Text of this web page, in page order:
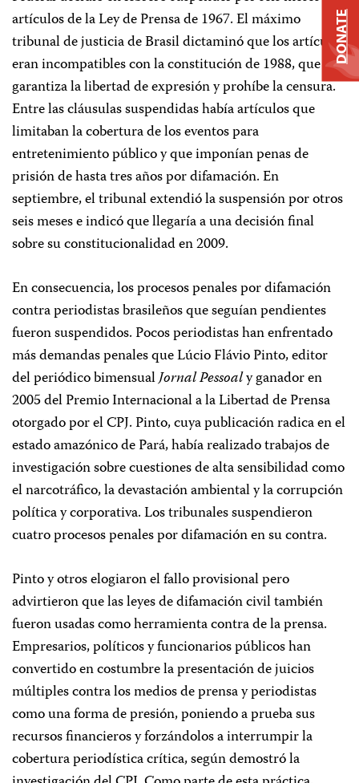
artículos de la Ley de Prensa de 1967. El máximo
tribunal de justicia de Brasil dictaminó que los artículos
eran incompatibles con la constitución de 1988, que
garantiza la libertad de expresión y prohíbe la censura.
Entre las cláusulas suspendidas había artículos que
limitaban la cobertura de los eventos para
entretenimiento público y que imponían penas de
prisión de hasta tres años por difamación. En
septiembre, el tribunal extendió la suspensión por otros
seis meses e indicó que llegaría a una decisión final
sobre su constitucionalidad en 2009.
En consecuencia, los procesos penales por difamación
contra periodistas brasileños que seguían pendientes
fueron suspendidos. Pocos periodistas han enfrentado
más demandas penales que Lúcio Flávio Pinto, editor
del periódico bimensualJornal Pessoaly ganador en
2005 del Premio Internacional a la Libertad de Prensa
otorgado por el CPJ. Pinto, cuya publicación radica en el
estado amazónico de Pará, había realizado trabajos de
investigación sobre cuestiones de alta sensibilidad como
el narcotráfico, la devastación ambiental y la corrupción
política y corporativa. Los tribunales suspendieron
cuatro procesos penales por difamación en su contra.
Pinto y otros elogiaron el fallo provisional pero
advirtieron que las leyes de difamación civil también
fueron usadas como herramienta contra de la prensa.
Empresarios, políticos y funcionarios públicos han
convertido en costumbre la presentación de juicios
múltiples contra los medios de prensa y periodistas
como una forma de presión, poniendo a prueba sus
recursos financieros y forzándolos a interrumpir la
cobertura periodística crítica, según demostró la
DONATE